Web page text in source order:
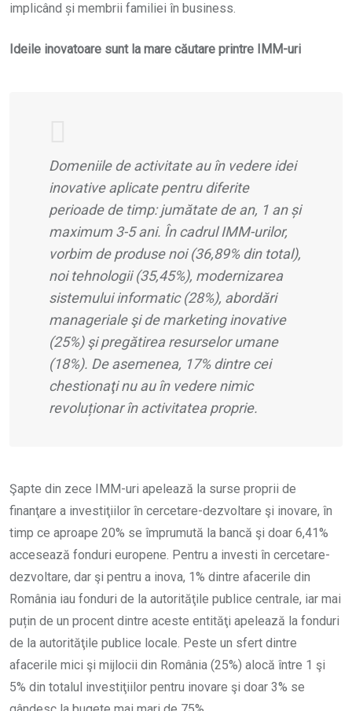
implicând și membrii familiei în business.
Ideile inovatoare sunt la mare căutare printre IMM-uri
Domeniile de activitate au în vedere idei
inovative aplicate pentru diferite
perioade de timp: jumătate de an, 1 an și
maximum 3-5 ani. În cadrul IMM-urilor,
vorbim de produse noi (36,89% din total),
noi tehnologii (35,45%), modernizarea
sistemului informatic (28%), abordări
manageriale şi de marketing inovative
(25%) şi pregătirea resurselor umane
(18%). De asemenea, 17% dintre cei
chestionaţi nu au în vedere nimic
revoluționar în activitatea proprie.
Şapte din zece IMM-uri apelează la surse proprii de
finanţare a investiţiilor în cercetare-dezvoltare şi inovare, în
timp ce aproape 20% se împrumută la bancă şi doar 6,41%
accesează fonduri europene. Pentru a investi în cercetare-
dezvoltare, dar şi pentru a inova, 1% dintre afacerile din
România iau fonduri de la autorităţile publice centrale, iar mai
puțin de un procent dintre aceste entităţi apelează la fonduri
de la autorităţile publice locale. Peste un sfert dintre
afacerile mici şi mijlocii din România (25%) alocă între 1 şi
5% din totalul investiţiilor pentru inovare şi doar 3% se